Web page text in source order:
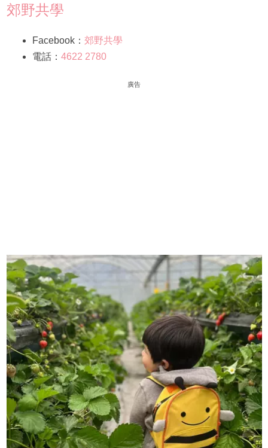
郊野共學
Facebook： 郊野共學
電話： 4622 2780
廣告